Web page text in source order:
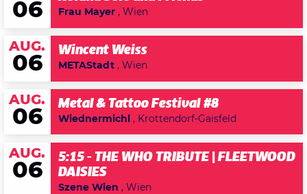
06 Frau Mayer , Wien
AUG.
06
Wincent Weiss
METAStadt , Wien
AUG.
06
Metal & Tattoo Festival #8
Wiednermichl , Krottendorf-Gaisfeld
AUG.
06
5:15 - THE WHO TRIBUTE | FLEETWOOD
DAISIES
Szene Wien , Wien